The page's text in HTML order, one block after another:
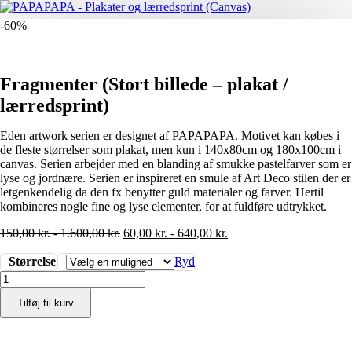
-60%
Fragmenter (Stort billede – plakat /
lærredsprint)
Eden artwork serien er designet af PAPAPAPA. Motivet kan købes i
de fleste størrelser som plakat, men kun i 140x80cm og 180x100cm i
canvas. Serien arbejder med en blanding af smukke pastelfarver som er
lyse og jordnære. Serien er inspireret en smule af Art Deco stilen der er
letgenkendelig da den fx benytter guld materialer og farver. Hertil
kombineres nogle fine og lyse elementer, for at fuldføre udtrykket.
150,00kr.-1.600,00kr. 60,00 kr. - 640,00 kr.
Størrelse
Ryd
Fragmenter
(Stort
billede
-
Tilføj til kurv